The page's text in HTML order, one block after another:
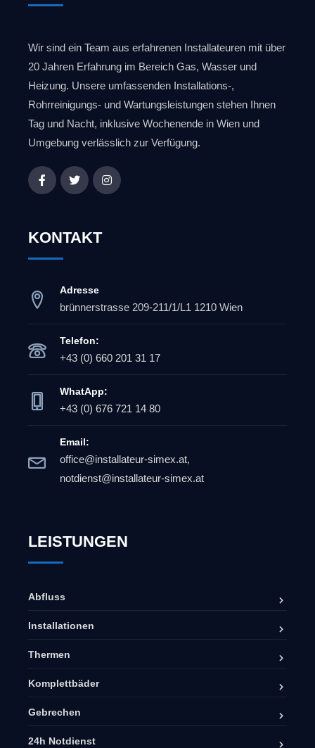
Wir sind ein Team aus erfahrenen Installateuren mit über
20 Jahren Erfahrung im Bereich Gas, Wasser und
Heizung. Unsere umfassenden Installations-,
Rohrreinigungs- und Wartungsleistungen stehen Ihnen
Tag und Nacht, inklusive Wochenende in Wien und
Umgebung verlässlich zur Verfügung.
KONTAKT
Adresse
brünnerstrasse 209-211/1/L1 1210 Wien
Telefon:
+43 (0) 660 201 31 17
WhatApp:
+43 (0) 676 721 14 80
Email:
office@installateur-simex.at,
notdienst@installateur-simex.at
LEISTUNGEN
Abfluss
Installationen
Thermen
Komplettbäder
Gebrechen
24h Notdienst